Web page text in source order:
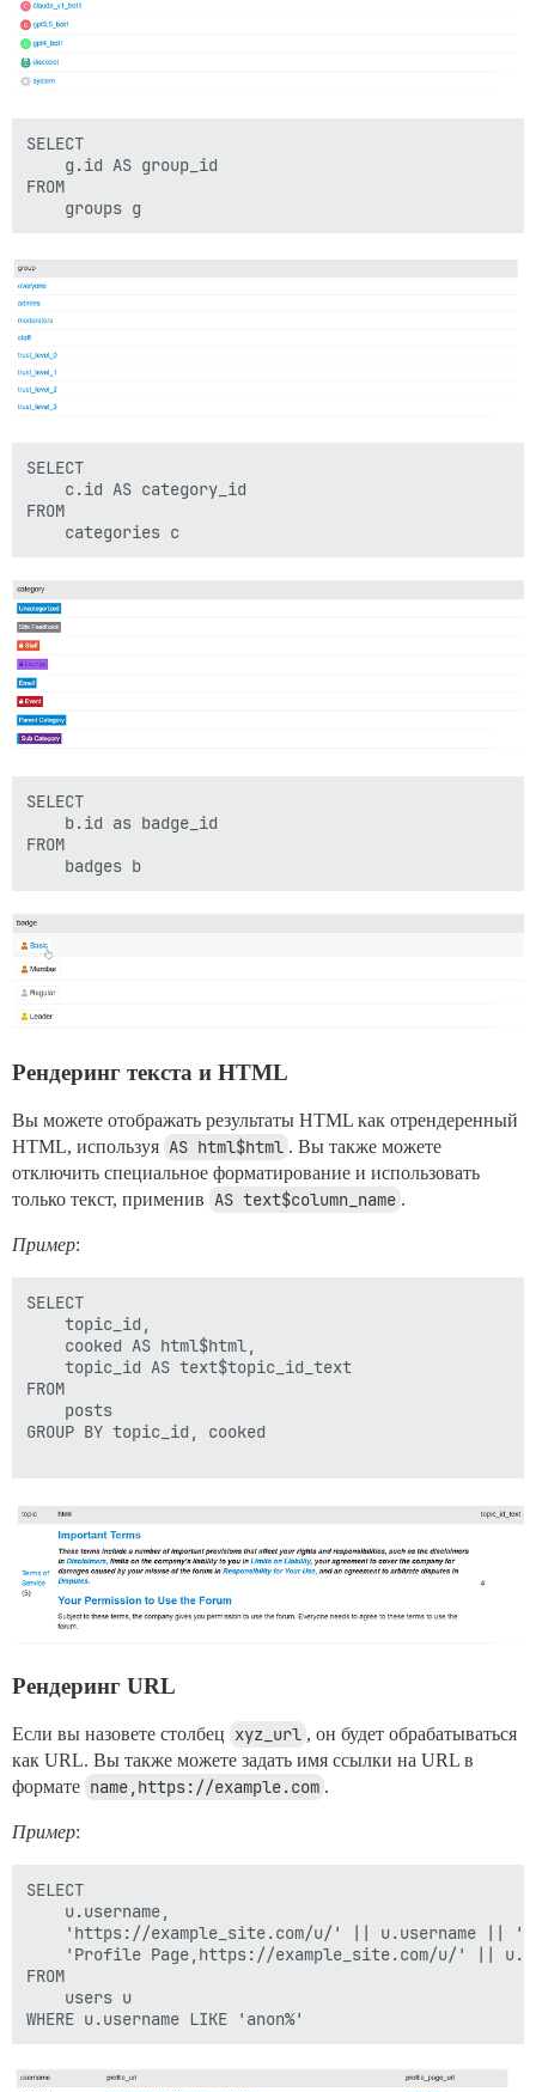
SELECT
    g.id AS group_id
FROM
SELECT
    c.id AS category_id
FROM
SELECT
    b.id as badge_id
FROM
Рендеринг текста и HTML
Вы можете отображать результаты HTML как отрендеренный
HTML, используя AS html$html . Вы также можете
отключить специальное форматирование и использовать
только текст, применив AS text$column_name .
Пример:
SELECT
    topic_id,
    cooked AS html$html,
    topic_id AS text$topic_id_text
FROM
    posts
GROUP BY topic_id, cooked
Рендеринг URL
Если вы назовете столбец xyz_url , он будет обрабатываться
как URL. Вы также можете задать имя ссылки на URL в
формате name,https://example.com .
Пример:
SELECT
    u.username,
'https://example_site.com/u/' || u.username ||
'Profile Page,https://example_site.com/u/' ||
FROM
    users u